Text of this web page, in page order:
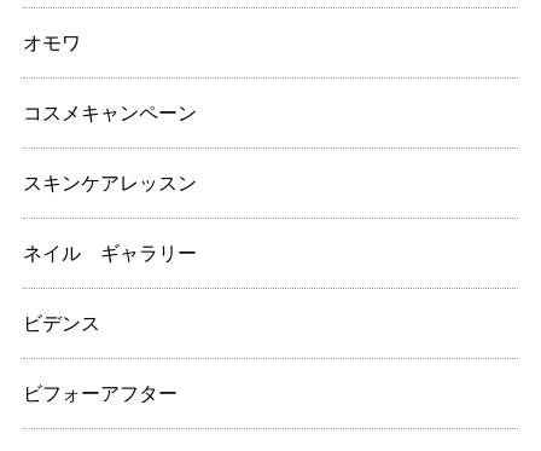
オモワ
コスメキャンペーン
スキンケアレッスン
ネイル ギャラリー
ビデンス
ビフォーアフター